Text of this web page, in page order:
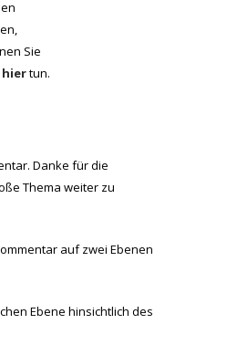
Sie
hiertun.
Danke für die
Thema weiter zu
auf zwei Ebenen
Ebene hinsichtlich des